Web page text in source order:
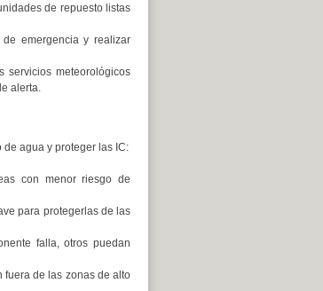
de repuesto listas
emergencia y realizar
servicios meteorológicos
alerta.
agua y proteger las IC:
con menor riesgo de
para protegerlas de las
falla, otros puedan
fuera de las zonas de alto